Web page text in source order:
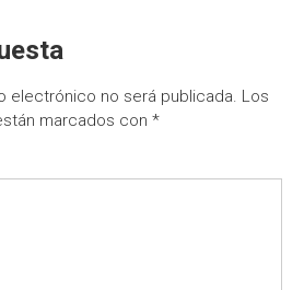
electrónico no será publicada. Los
marcados con *